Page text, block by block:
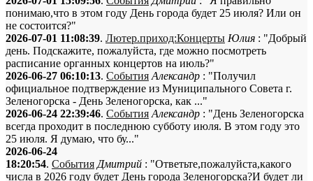
понимаю,что в этом году День города будет 25 июля? Или он
не состоится?"
2026-07-01 11:08:39. Лютер.приход:Концерты Юлия : "Добрый
день. Подскажите, пожалуйста, где можно посмотреть
расписание органных концертов на июль?"
2026-06-27 06:10:13. События Александр : "Получил
официальное подтверждение из Муниципального Совета г.
Зеленогорска - День Зеленогорска, как ..."
2026-06-24 22:39:46. События Александр : "День Зеленогорска
всегда проходит в последнюю субботу июля. В этом году это
25 июля. Я думаю, что бу..."
2026-06-24
18:20:54. События Дмитрий : "Ответьте,пожалуйста,какого
числа в 2026 году будет День города Зеленогорска?И будет ли